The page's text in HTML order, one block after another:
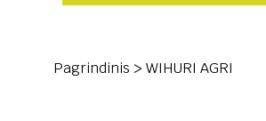
Pagrindinis > WIHURI AGRI